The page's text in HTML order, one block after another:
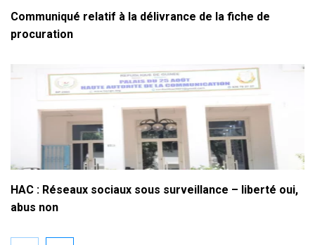
Communiqué relatif à la délivrance de la fiche de
procuration
HAC : Réseaux sociaux sous surveillance – liberté oui,
abus non